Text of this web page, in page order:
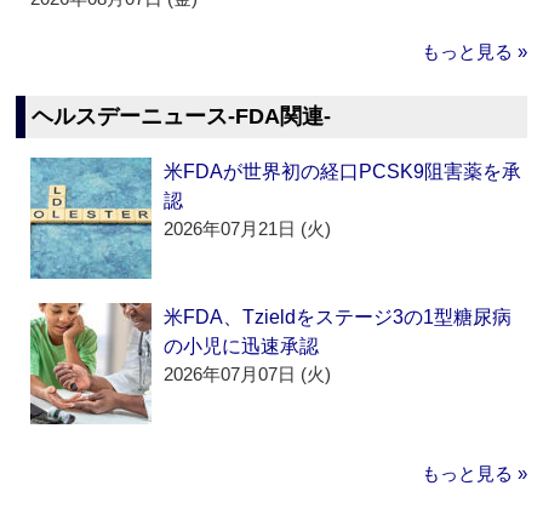
もっと見る »
ヘルスデーニュース‐FDA関連‐
米FDAが世界初の経口PCSK9阻害薬を承
認
2026年07月21日 (火)
米FDA、Tzieldをステージ3の1型糖尿病
の小児に迅速承認
2026年07月07日 (火)
もっと見る »